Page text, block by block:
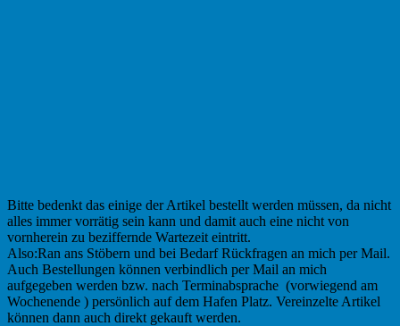
Bitte bedenkt das einige der Artikel bestellt werden müssen, da nicht
alles immer vorrätig sein kann und damit auch eine nicht von
vornherein zu beziffernde Wartezeit eintritt.
Also:Ran ans Stöbern und bei Bedarf Rückfragen an mich per Mail.
Auch Bestellungen können verbindlich per Mail an mich
aufgegeben werden bzw. nach Terminabsprache (vorwiegend am
Wochenende ) persönlich auf dem Hafen Platz. Vereinzelte Artikel
können dann auch direkt gekauft werden.